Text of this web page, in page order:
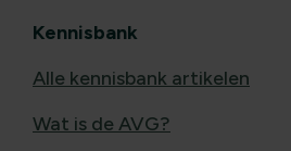
Kennisbank
Alle kennisbank artikelen
Wat is de AVG?